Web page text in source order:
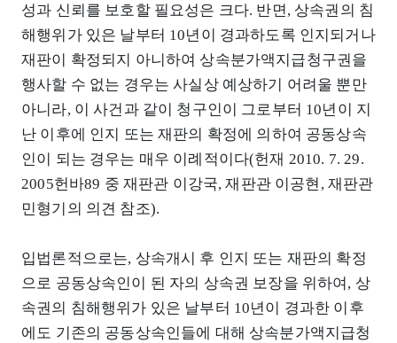
성과 신뢰를 보호할 필요성은 크다. 반면, 상속권의 침
해행위가 있은 날부터 10년이 경과하도록 인지되거나
재판이 확정되지 아니하여 상속분가액지급청구권을
행사할 수 없는 경우는 사실상 예상하기 어려울 뿐만
아니라, 이 사건과 같이 청구인이 그로부터 10년이 지
난 이후에 인지 또는 재판의 확정에 의하여 공동상속
인이 되는 경우는 매우 이례적이다(헌재 2010. 7. 29.
2005헌바89 중 재판관 이강국, 재판관 이공현, 재판관
민형기의 의견 참조).
입법론적으로는, 상속개시 후 인지 또는 재판의 확정
으로 공동상속인이 된 자의 상속권 보장을 위하여, 상
속권의 침해행위가 있은 날부터 10년이 경과한 이후
에도 기존의 공동상속인들에 대해 상속분가액지급청